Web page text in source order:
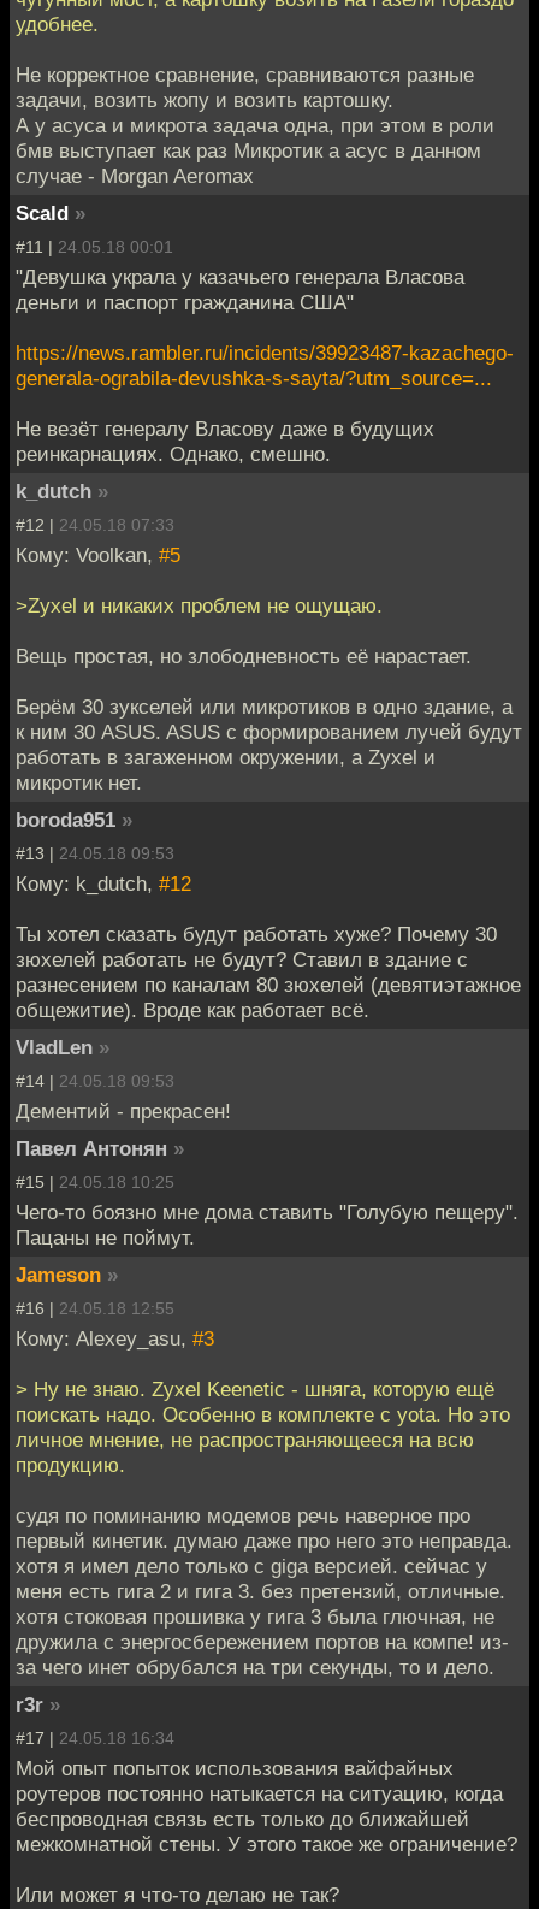
удобнее.
Не корректное сравнение, сравниваются разные
задачи, возить жопу и возить картошку.
А у асуса и микрота задача одна, при этом в роли
бмв выступает как раз Микротик а асус в данном
случае - Morgan Aeromax
Scald »
#11 | 24.05.18 00:01
"Девушка украла у казачьего генерала Власова
деньги и паспорт гражданина США"
https://news.rambler.ru/incidents/39923487-kazachego-
generala-ograbila-devushka-s-sayta/?utm_source=...
Не везёт генералу Власову даже в будущих
реинкарнациях. Однако, смешно.
k_dutch »
#12 | 24.05.18 07:33
Кому: Voolkan, #5
>Zyxel и никаких проблем не ощущаю.
Вещь простая, но злободневность её нарастает.
Берём 30 зукселей или микротиков в одно здание, а
к ним 30 ASUS. ASUS с формированием лучей будут
работать в загаженном окружении, а Zyxel и
микротик нет.
boroda951 »
#13 | 24.05.18 09:53
Кому: k_dutch, #12
Ты хотел сказать будут работать хуже? Почему 30
зюхелей работать не будут? Ставил в здание с
разнесением по каналам 80 зюхелей (девятиэтажное
общежитие). Вроде как работает всё.
VladLen »
#14 | 24.05.18 09:53
Дементий - прекрасен!
Павел Антонян »
#15 | 24.05.18 10:25
Чего-то боязно мне дома ставить "Голубую пещеру".
Пацаны не поймут.
Jameson »
#16 | 24.05.18 12:55
Кому: Alexey_asu, #3
> Ну не знаю. Zyxel Keenetic - шняга, которую ещё
поискать надо. Особенно в комплекте с yota. Но это
личное мнение, не распространяющееся на всю
продукцию.
судя по поминанию модемов речь наверное про
первый кинетик. думаю даже про него это неправда.
хотя я имел дело только с giga версией. сейчас у
меня есть гига 2 и гига 3. без претензий, отличные.
хотя стоковая прошивка у гига 3 была глючная, не
дружила с энергосбережением портов на компе! из-
за чего инет обрубался на три секунды, то и дело.
r3r »
#17 | 24.05.18 16:34
Мой опыт попыток использования вайфайных
роутеров постоянно натыкается на ситуацию, когда
беспроводная связь есть только до ближайшей
межкомнатной стены. У этого такое же ограничение?
Или может я что-то делаю не так?